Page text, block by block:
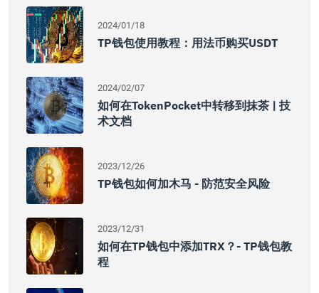
2024/01/18
TP钱包使用教程：用法币购买USDT
2024/02/07
如何在TokenPocket中转移到抹茶 | 技
术文档
2023/12/26
TP钱包如何加木马 - 防范安全风险
2023/12/31
如何在TP钱包中添加TRX？- TP钱包教
程